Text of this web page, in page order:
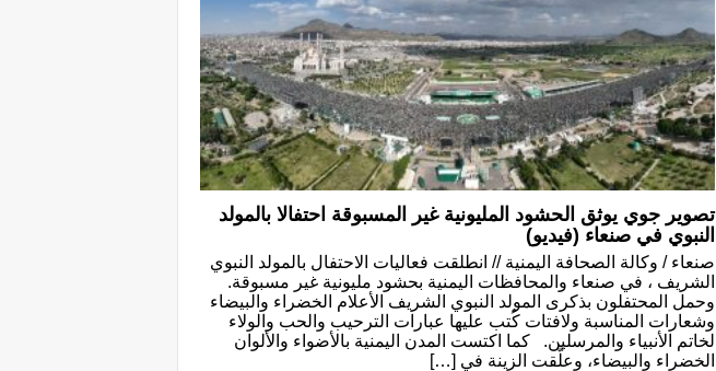
تصوير جوي يوثق الحشود المليونية غير المسبوقة احتفالا بالمولد
النبوي في صنعاء (فيديو)
صنعاء / وكالة الصحافة اليمنية // انطلقت فعاليات الاحتفال بالمولد النبوي
الشريف ، في صنعاء والمحافظات اليمنية بحشود مليونية غير مسبوقة.
وحمل المحتفلون بذكرى المولد النبوي الشريف الأعلام الخضراء والبيضاء
وشعارات المناسبة ولافتات كُتب عليها عبارات الترحيب والحب والولاء
لخاتم الأنبياء والمرسلين. كما اكتست المدن اليمنية بالأضواء والألوان
الخضراء والبيضاء، وعلّقت الزينة في […]